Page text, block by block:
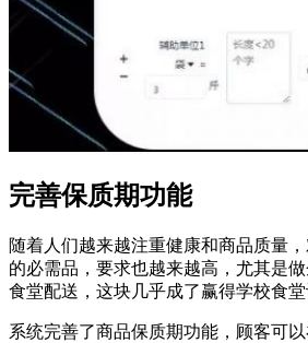
完善保质期功能
随着人们越来越注重健康和商品质量
的必需品，要求也越来越高，尤其是
食堂配送，这块几乎成了赢得学校食堂
系统完善了商品保质期功能，顾客可